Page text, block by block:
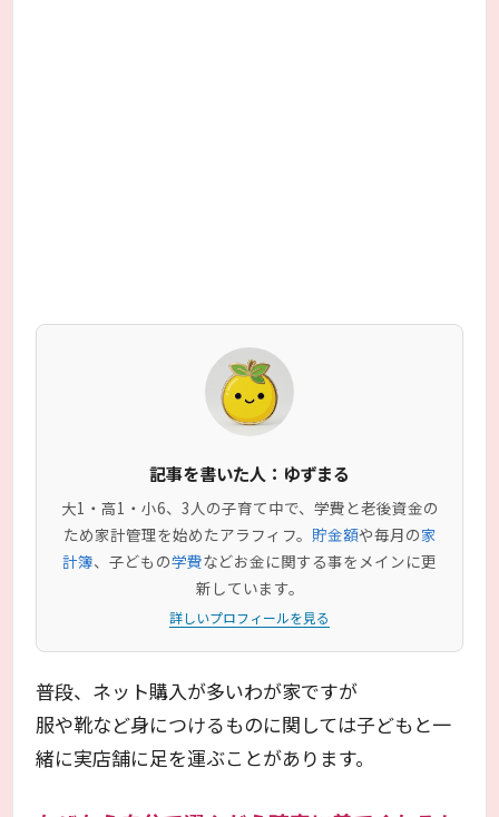
記事を書いた人：ゆずまる
大1・高1・小6、3人の子育て中で、学費と老後資金の
ため家計管理を始めたアラフィフ。 貯金額や毎月の家
計簿、子どもの学費などお金に関する事をメインに更
新しています。
詳しいプロフィールを見る
普段、ネット購入が多いわが家ですが
服や靴など身につけるものに関しては子どもと一
緒に実店舗に足を運ぶことがあります。